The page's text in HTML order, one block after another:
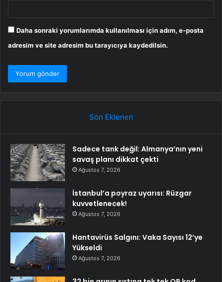
Daha sonraki yorumlarımda kullanılması için adım, e-posta
adresim ve site adresim bu tarayıcıya kaydedilsin.
Son Eklenen
Sadece tank değil: Almanya’nın yeni
savaş planı dikkat çekti
Ağustos 7, 2026
İstanbul’a poyraz uyarısı: Rüzgar
kuvvetlenecek!
Ağustos 7, 2026
Hantavirüs Salgını: Vaka Sayısı 12’ye
Yükseldi
Ağustos 7, 2026